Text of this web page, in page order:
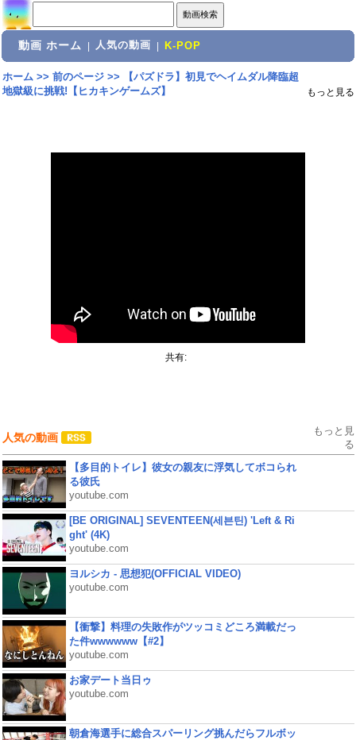
動画 ホーム 人気の動画 K-POP
ホーム>> 前のページ>>
【パズドラ】初見でヘイムダル降臨超
地獄級に挑戦!【ヒカキンゲームズ】
もっと見る
共有:
人気の動画
もっと見
る
【多目的トイレ】彼女の親友に浮気してボコられ
る彼氏
youtube.com
[BE ORIGINAL] SEVENTEEN(세븐틴) 'Left & Ri
ght' (4K)
youtube.com
ヨルシカ - 思想犯(OFFICIAL VIDEO)
youtube.com
【衝撃】料理の失敗作がツッコミどころ満載だっ
た件wwwwww【#2】
youtube.com
お家デート当日ゥ
youtube.com
朝倉海選手に総合スパーリング挑んだらフルボッ